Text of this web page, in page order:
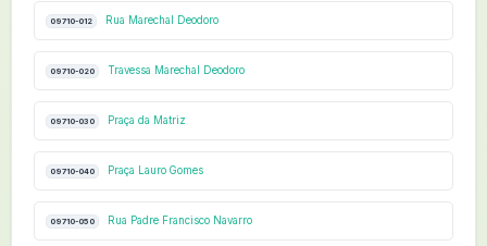
09710-012 Rua Marechal Deodoro
09710-020 Travessa Marechal Deodoro
09710-030 Praça da Matriz
09710-040 Praça Lauro Gomes
09710-050 Rua Padre Francisco Navarro